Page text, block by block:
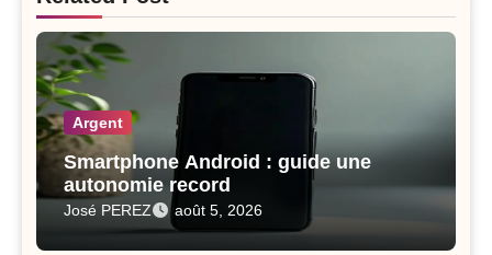
Argent
Smartphone Android : guide une
autonomie record
José PEREZ août 5, 2026